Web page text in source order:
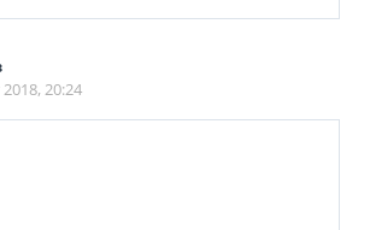
20:24